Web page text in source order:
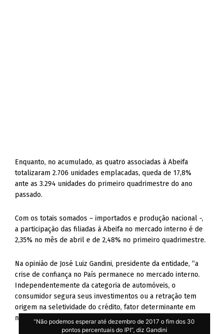
Enquanto, no acumulado, as quatro associadas à Abeifa
totalizaram 2.706 unidades emplacadas, queda de 17,8%
ante as 3.294 unidades do primeiro quadrimestre do ano
passado.
Com os totais somados – importados e produção nacional -,
a participação das filiadas à Abeifa no mercado interno é de
2,35% no mês de abril e de 2,48% no primeiro quadrimestre.
Na opinião de José Luiz Gandini, presidente da entidade, “a
crise de confiança no País permanece no mercado interno.
Independentemente da categoria de automóveis, o
consumidor segura seus investimentos ou a retração tem
origem na seletividade do crédito, fator determinante em
nosso negócio”.
“Não podemos esperar até dezembro de 2017 o fim dos 30
pontos percentuais do IPI”, diz Gandini